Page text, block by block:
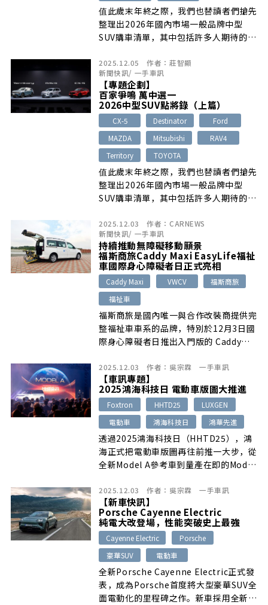
值此歲末年終之際，我們也替讀者們搶先
整理出2026年國內市場一般品牌中型
SUV購車清單，其中包括許多人期待的大
前舉辦媒體預賞會的全新Ford
Territory、跟上最新家族設計風格的小
改款Sportage、有望追加e:HEV油電動
力的Honda CR-V，以及尺碼稍大但提供
5+2七人座能力的Peugeot 5008和
Skoda Kodiaq等，讓有意入主此級距的
消費者能夠充分掌握最新市場趨勢，並從
中選擇出最適合自己的最佳座駕！
2025.12.05 作者： 莊智顯
新聞快訊/ 一手車訊
【專題企劃】
百家爭鳴 萬中選一
2026中型SUV點將錄（上篇）
CX-5 Destinator
Ford
MAZDA
Mitsubishi
RAV4
Territory
TOYOTA
值此歲末年終之際，我們也替讀者們搶先
整理出2026年國內市場一般品牌中型
SUV購車清單，其中包括許多人期待的大
前舉辦媒體預賞會的全新Ford
Territory、跟上最新家族設計風格的小
改款Sportage、有望追加e:HEV油電動
力的Honda CR-V，以及尺碼稍大但提供
5+2七人座能力的Peugeot 5008和
Skoda Kodiaq等，讓有意入主此級距的
消費者能夠充分掌握最新市場趨勢，並從
中選擇出最適合自己的最佳座駕！
2025.12.03 作者： CARNEWS
新聞快訊/ 一手車訊
持續推動無障礙移動願景
福斯商旅Caddy Maxi EasyLife福祉
車國際身心障礙者日正式亮相
Caddy Maxi VWCV
福斯商旅
福祉車
福斯商旅是國內唯一與合作改裝商提供完
整福祉車車系的品牌，特別於12月3日國
際身心障礙者日推出入門版的 Caddy
認證特優改裝商提供不同特色的輔具套
件，含改裝套件上市期間優惠價146.5萬
元起。期望透過更具競爭力的入手價格，
提供給有載運輪椅乘客的消費者、專業車
隊或長照機構等，能夠以更親民的預算入
手高品質的德系福祉車，進一步讓無障礙
移動的願景在日常生活中真正落實。
2025.12.03 作者： 吳宗霖 一手車訊
【車訊專題】
2025鴻海科技日 電動車版圖大推進
Foxtron HHTD25
LUXGEN
電動車
鴻海科技日 鴻華先進
透過2025鴻海科技日（HHTD25），鴻
海正式把電動車版圖再往前推一大步，從
全新Model A參考車到量產在即的Model
場的Model C、Model D，四款車各自扮
演不同戰略角色，也透露出未來台灣與海
外市場的產品佈局方向。
2025.12.03 作者： 吳宗霖 一手車訊
【新車快訊】
Porsche Cayenne Electric
純電大改登場，性能突破史上最強
Cayenne Electric
Porsche
豪華SUV
電動車
全新Porsche Cayenne Electric正式發
表，成為Porsche首度將大型豪華SUV全
面電動化的里程碑之作。新車採用全新